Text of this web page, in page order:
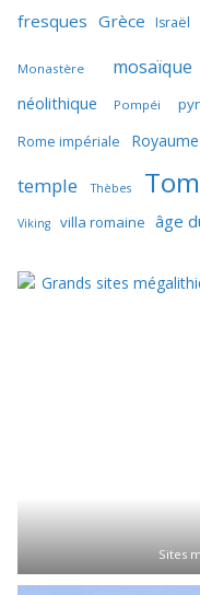
fresques Grèce Israël
Monastère mosaïque
néolithique Pompéi
Rome impériale
temple Thèbes
Viking villa romaine âge
Sites